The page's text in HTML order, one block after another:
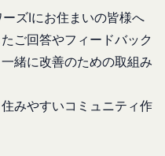
ズⅠにお住まいの皆様へ
ご回答やフィードバック
緒に改善のための取組み
みやすいコミュニティ作
末上で当社のサービス
提供することを認めた
報を取得することが
ラウザや端末の設定に
が、無効にした場合
利用できなくなくなる
す。
登録時に登録した当社
用中に当社が必要と判
れらの情報について
った場合の当該情報を